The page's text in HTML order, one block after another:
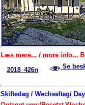
Læs mere... / more info...
2018_426n Se
Skiftedag / Wechseltag/